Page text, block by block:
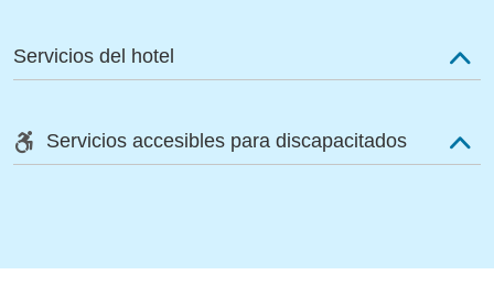
Servicios del hotel
Servicios accesibles para discapacitados